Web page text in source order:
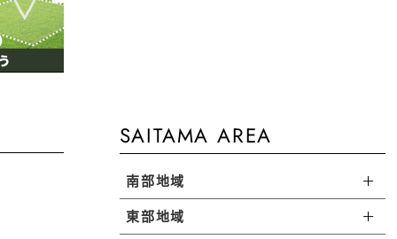
SAITAMA AREA
南部地域
川口市で暮らす
東部地域